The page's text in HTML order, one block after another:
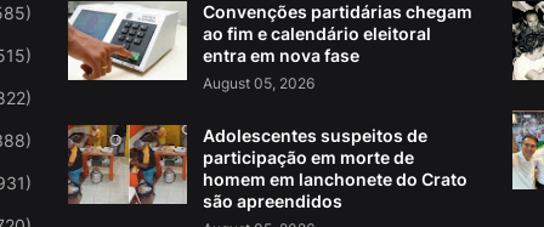
Convenções partidárias chegam
ao fim e calendário eleitoral
entra em nova fase
August 05, 2026
Adolescentes suspeitos de
participação em morte de
homem em lanchonete do Crato
são apreendidos